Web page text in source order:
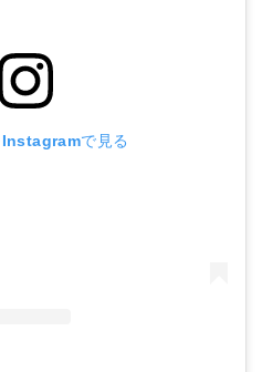
Instagramで見る